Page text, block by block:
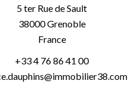
5 ter Rue de Sault
38000Grenoble
France
+33 4 76 86 41 00